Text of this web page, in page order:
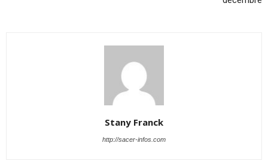
Stany Franck
http://sacer-infos.com